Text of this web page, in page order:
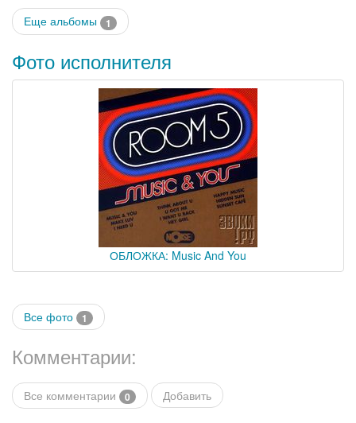
Еще альбомы 1
Фото исполнителя
ОБЛОЖКА: Music And You
Все фото 1
Комментарии:
Все комментарии 0 Добавить